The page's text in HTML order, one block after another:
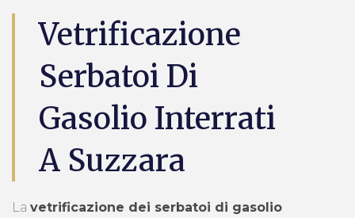
Vetrificazione
Serbatoi Di
Gasolio Interrati
A Suzzara
La vetrificazione dei serbatoi di gasolio